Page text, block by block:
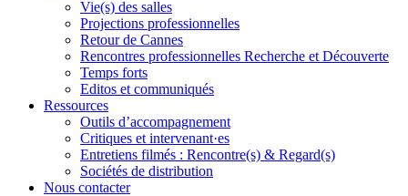
Vie(s) des salles
Projections professionnelles
Retour de Cannes
Rencontres professionnelles Recherche et Découverte
Temps forts
Editos et communiqués
Ressources
Outils d’accompagnement
Critiques et intervenant·es
Entretiens filmés : Rencontre(s) & Regard(s)
Sociétés de distribution
Nous contacter